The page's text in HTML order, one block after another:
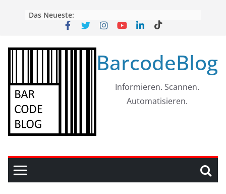
Das Neueste:
BarcodeBlog
Informieren. Scannen.
Automatisieren.